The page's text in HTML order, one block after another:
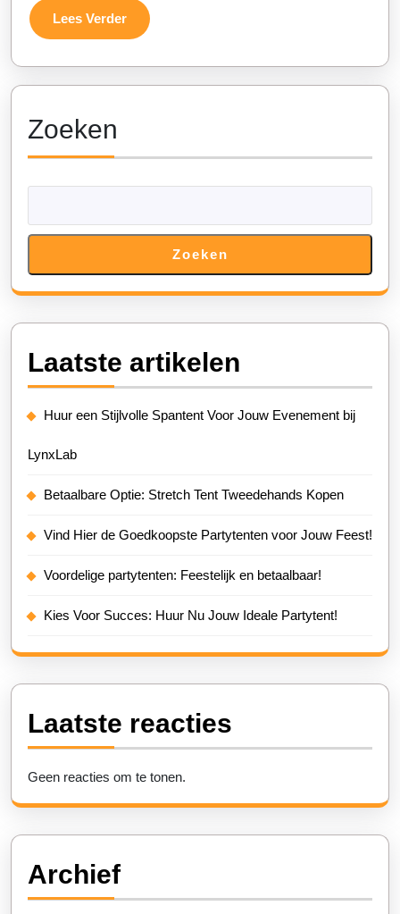
Lees VerderLees
Verder
Zoeken
Zoeken
Laatste artikelen
Huur een Stijlvolle Spantent Voor Jouw Evenement bij
LynxLab
Betaalbare Optie: Stretch Tent Tweedehands Kopen
Vind Hier de Goedkoopste Partytenten voor Jouw Feest!
Voordelige partytenten: Feestelijk en betaalbaar!
Kies Voor Succes: Huur Nu Jouw Ideale Partytent!
Laatste reacties
Geen reacties om te tonen.
Archief